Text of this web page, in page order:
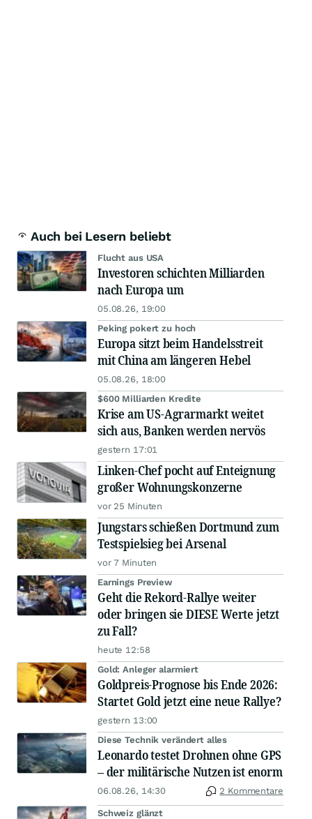
Auch bei Lesern beliebt
Flucht aus USA
Investoren schichten Milliarden
nach Europa um
05.08.26, 19:00
Peking pokert zu hoch
Europa sitzt beim Handelsstreit
mit China am längeren Hebel
05.08.26, 18:00
$600 Milliarden Kredite
Krise am US-Agrarmarkt weitet
sich aus, Banken werden nervös
gestern 17:01
Linken-Chef pocht auf Enteignung
großer Wohnungskonzerne
vor 25 Minuten
Jungstars schießen Dortmund zum
Testspielsieg bei Arsenal
vor 7 Minuten
Earnings Preview
Geht die Rekord-Rallye weiter
oder bringen sie DIESE Werte jetzt
zu Fall?
heute 12:58
Gold: Anleger alarmiert
Goldpreis-Prognose bis Ende 2026:
Startet Gold jetzt eine neue Rallye?
gestern 13:00
Diese Technik verändert alles
Leonardo testet Drohnen ohne GPS
– der militärische Nutzen ist enorm
06.08.26, 14:30 2 Kommentare
Schweiz glänzt